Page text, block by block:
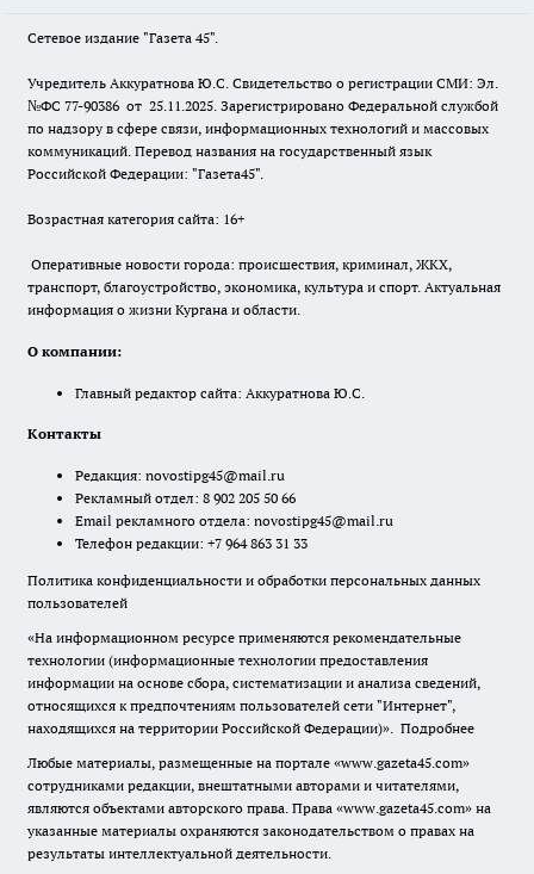
Сетевое издание "Газета 45".
Учредитель Аккуратнова Ю.С. Свидетельство о регистрации СМИ: Эл.
№ФС 77-90386 от 25.11.2025. Зарегистрировано Федеральной службой
по надзору в сфере связи, информационных технологий и массовых
коммуникаций. Перевод названия на государственный язык
Российской Федерации: "Газета45".
Возрастная категория сайта: 16+
Оперативные новости города: происшествия, криминал, ЖКХ,
транспорт, благоустройство, экономика, культура и спорт. Актуальная
информация о жизни Кургана и области.
О компании:
Главный редактор сайта: Аккуратнова Ю.С.
Контакты
Редакция: novostipg45@mail.ru
Рекламный отдел: 8 902 205 50 66
Email рекламного отдела: novostipg45@mail.ru
Телефон редакции: +7 964 863 31 33
Политика конфиденциальности и обработки персональных данных
пользователей
«На информационном ресурсе применяются рекомендательные
технологии (информационные технологии предоставления
информации на основе сбора, систематизации и анализа сведений,
относящихся к предпочтениям пользователей сети "Интернет",
находящихся на территории Российской Федерации)». Подробнее
Любые материалы, размещенные на портале «www.gazeta45.com»
сотрудниками редакции, внештатными авторами и читателями,
являются объектами авторского права. Права «www.gazeta45.com» на
указанные материалы охраняются законодательством о правах на
результаты интеллектуальной деятельности.